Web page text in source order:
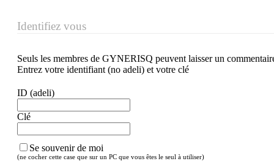
Identifiez vous
Seuls les membres de GYNERISQ peuvent laisser un
Entrez votre identifiant (no adeli) et votre clé
ID (adeli)
Clé
Se souvenir de moi
(ne cocher cette case que sur un PC que vous êtes le seul à utiliser)